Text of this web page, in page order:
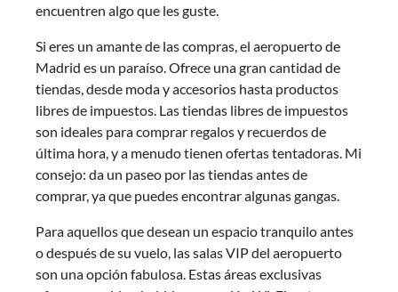
encuentren algo que les guste.
Si eres un amante de las compras, el aeropuerto de
Madrid es un paraíso. Ofrece una gran cantidad de
tiendas, desde moda y accesorios hasta productos
libres de impuestos. Las tiendas libres de impuestos
son ideales para comprar regalos y recuerdos de
última hora, y a menudo tienen ofertas tentadoras. Mi
consejo: da un paseo por las tiendas antes de
comprar, ya que puedes encontrar algunas gangas.
Para aquellos que desean un espacio tranquilo antes
o después de su vuelo, las salas VIP del aeropuerto
son una opción fabulosa. Estas áreas exclusivas